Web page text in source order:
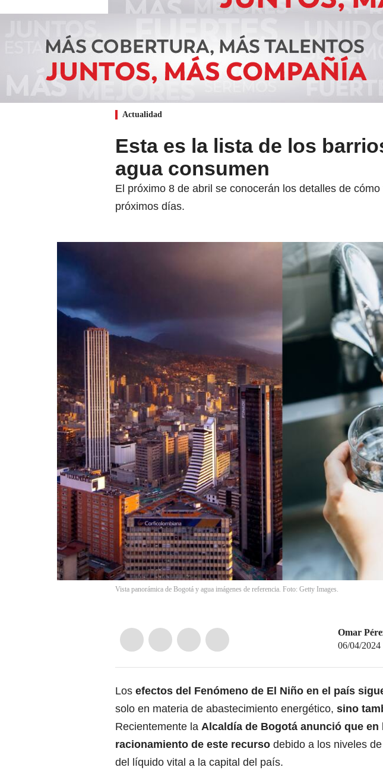
Actualidad
Esta es la lista de los
agua consumen
El próximo 8 de abril se conocerán los detalles de
próximos días.
Vista panorámica de Bogotá y agua imágenes de referencia. Foto: Getty Images.
Omar
06/04/2024
Los efectos del Fenómeno de El Niño en el país
solo en materia de abastecimiento energético, sino
Recientemente la Alcaldía de Bogotá anunció que en
racionamiento de este recurso debido a los niveles
del líquido vital a la capital del país.